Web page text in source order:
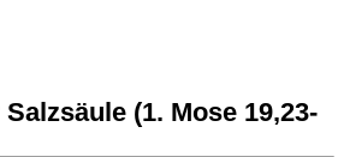
(1. Mose 19,23-